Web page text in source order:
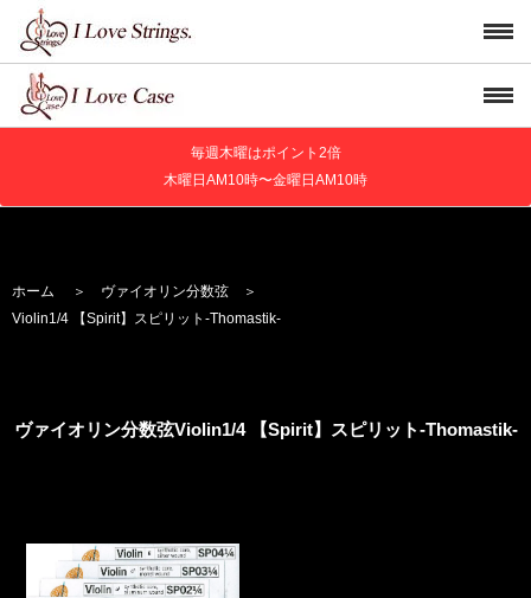
毎週木曜はポイント2倍
木曜日AM10時〜金曜日AM10時
ホーム ＞ ヴァイオリン分数弦 ＞
Violin1/4 【Spirit】 スピリット -Thomastik-
ヴァイオリン分数弦Violin1/4 【Spirit】 スピリット-Thomastik-